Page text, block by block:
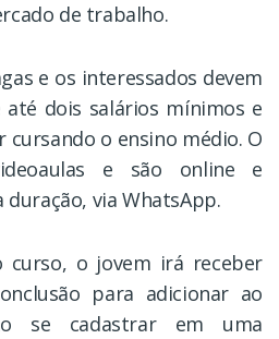
de trabalho.
e os interessados devem
dois salários mínimos e
o ensino médio. O
e são online e
via WhatsApp.
curso, o jovem irá receber
para adicionar ao
se cadastrar em uma